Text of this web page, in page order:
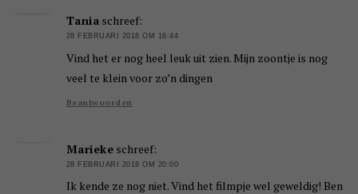
Tania schreef:
28 FEBRUARI 2018 OM 16:44
Vind het er nog heel leuk uit zien. Mijn zoontje is nog
veel te klein voor zo’n dingen
Beantwoorden
Marieke schreef:
28 FEBRUARI 2018 OM 20:00
Ik kende ze nog niet. Vind het filmpje wel geweldig! Ben